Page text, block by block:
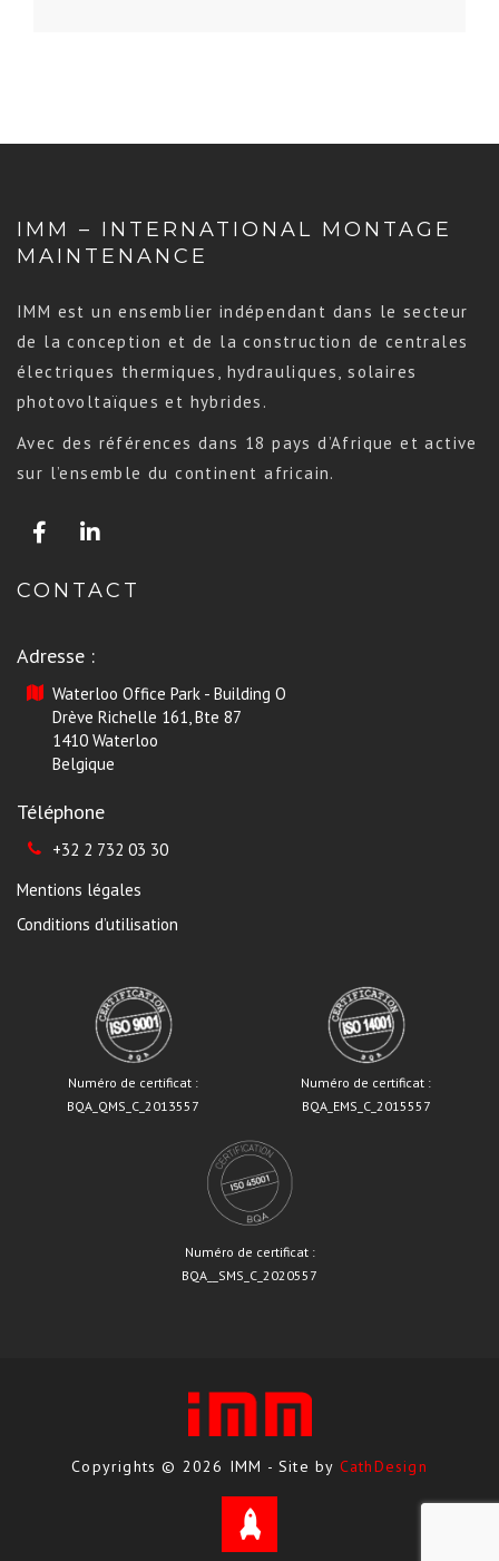
IMM – INTERNATIONAL MONTAGE
MAINTENANCE
IMM est un ensemblier indépendant dans le secteur
de la conception et de la construction de centrales
électriques thermiques, hydrauliques, solaires
photovoltaïques et hybrides.
Avec des références dans 18 pays d’Afrique et active
sur l’ensemble du continent africain.
CONTACT
Adresse :
Waterloo Office Park - Building O
Drève Richelle 161, Bte 87
1410 Waterloo
Belgique
Téléphone
+32 2 732 03 30
Mentions légales
Conditions d’utilisation
Numéro de certificat :
BQA_QMS_C_2013557
Numéro de certificat :
BQA_EMS_C_2015557
Numéro de certificat :
BQA__SMS_C_2020557
Copyrights © 2026 IMM - Site by CathDesign